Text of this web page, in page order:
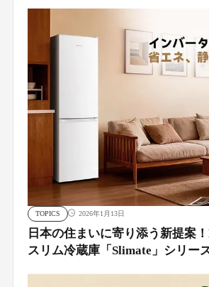
TOPICS 2026年1月13日
日本の住まいに寄り添う新提案
スリム冷蔵庫「Slimate」シリー